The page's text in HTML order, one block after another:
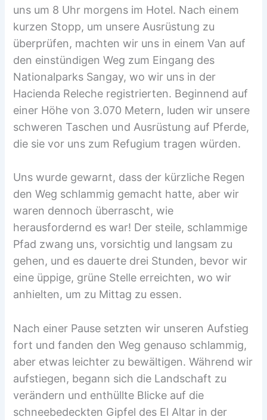
uns um 8 Uhr morgens im Hotel. Nach einem
kurzen Stopp, um unsere Ausrüstung zu
überprüfen, machten wir uns in einem Van auf
den einstündigen Weg zum Eingang des
Nationalparks Sangay, wo wir uns in der
Hacienda Releche registrierten. Beginnend auf
einer Höhe von 3.070 Metern, luden wir unsere
schweren Taschen und Ausrüstung auf Pferde,
die sie vor uns zum Refugium tragen würden.
Uns wurde gewarnt, dass der kürzliche Regen
den Weg schlammig gemacht hatte, aber wir
waren dennoch überrascht, wie
herausfordernd es war! Der steile, schlammige
Pfad zwang uns, vorsichtig und langsam zu
gehen, und es dauerte drei Stunden, bevor wir
eine üppige, grüne Stelle erreichten, wo wir
anhielten, um zu Mittag zu essen.
Nach einer Pause setzten wir unseren Aufstieg
fort und fanden den Weg genauso schlammig,
aber etwas leichter zu bewältigen. Während wir
aufstiegen, begann sich die Landschaft zu
verändern und enthüllte Blicke auf die
schneebedeckten Gipfel des El Altar in der